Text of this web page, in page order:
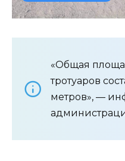
«Общая
тротуаров
метров», —